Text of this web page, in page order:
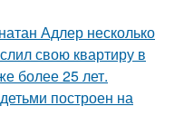
Адлер несколько
свою квартиру в
более 25 лет.
построен на